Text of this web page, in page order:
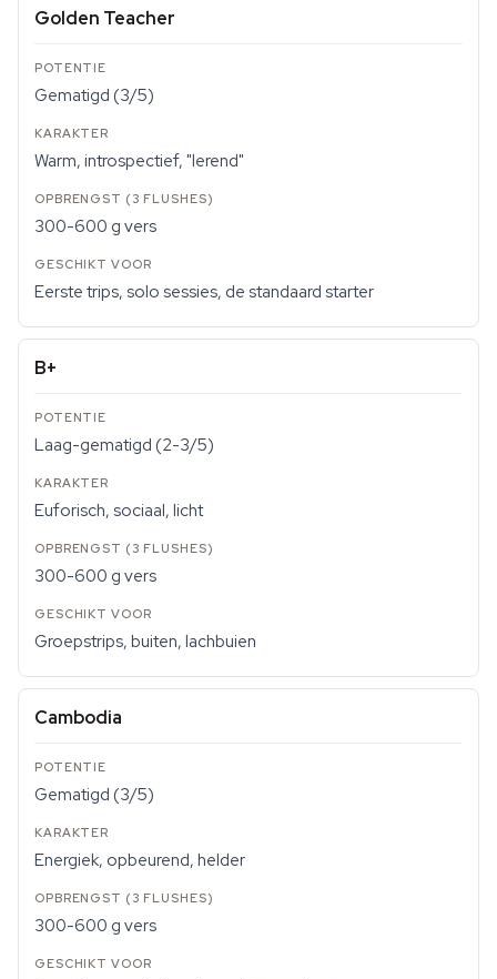
Golden Teacher
Gematigd (3/5)
Warm, introspectief, "lerend"
300-600 g vers
Eerste trips, solo sessies, de standaard starter
B+
Laag-gematigd (2-3/5)
Euforisch, sociaal, licht
300-600 g vers
Groepstrips, buiten, lachbuien
Cambodia
Gematigd (3/5)
Energiek, opbeurend, helder
300-600 g vers